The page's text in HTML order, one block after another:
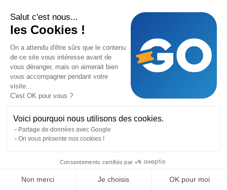
Salut c'est nous...
les Cookies !
On a attendu d'être sûrs que le contenu
de ce site vous intéresse avant de
vous déranger, mais on aimerait bien
vous accompagner pendant votre
visite...
C'est OK pour vous ?
Voici pourquoi nous utilisons des cookies.
Partage de données avec Google
On vous présente nos cookies !
Consentements certifiés par
Non merci Je choisis OK pour moi
Sofern nicht anders angegeben, werden
Abonnements stillschweigend für einen identischen
Zeitraum verlängert. Der Kunde kann der
Verlängerung widersprechen, indem er sein
Abonnement vor dem Ablaufdatum über sein
Kundenkonto kündigt.
Der Kunde kann sein Abonnement jederzeit über
sein Kundenkonto kündigen. Die Kündigung wird am
keine anteiligen Rückerstattungen vorgenommen.